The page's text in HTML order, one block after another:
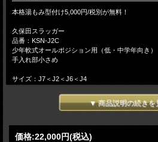
本格湯もみ型付け5,000円/税別が無料！
久保田スラッガー
品番：KSN-J2C
少年軟式オールポジション用（低・中学年向き）
手入れ部小さめ
サイズ：J7＜J2＜J6＜J4
カラー：オレンジ
『本格湯もみ型づけ』少年用に型付けいたします
▼ 商品説明の続き
価格:22,000円(税込)